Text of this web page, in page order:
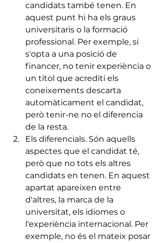
candidats també tenen. En
aquest punt hi ha els graus
universitaris o la formació
professional. Per exemple, si
s'opta a una posició de
financer, no tenir experiència o
un títol que acrediti els
coneixements descarta
automàticament el candidat,
però tenir-ne no el diferencia
de la resta.
Els diferencials. Són aquells
aspectes que el candidat té,
però que no tots els altres
candidats en tenen. En aquest
apartat apareixen entre
d'altres, la marca de la
universitat, els idiomes o
l'experiència internacional. Per
exemple, no és el mateix posar